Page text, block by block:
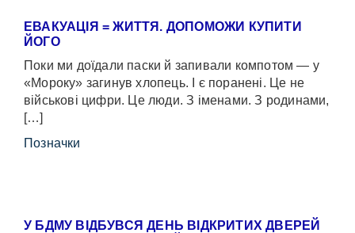
ЕВАКУАЦІЯ = ЖИТТЯ. ДОПОМОЖИ КУПИТИ
ЙОГО
Поки ми доїдали паски й запивали компотом — у
«Мороку» загинув хлопець. І є поранені. Це не
військові цифри. Це люди. З іменами. З родинами,
[…]
Позначки
У БДМУ ВІДБУВСЯ ДЕНЬ ВІДКРИТИХ ДВЕРЕЙ